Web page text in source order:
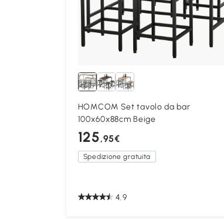
HOMCOM Set tavolo da bar
100x60x88cm Beige
125,95€
Spedizione gratuita
4.9